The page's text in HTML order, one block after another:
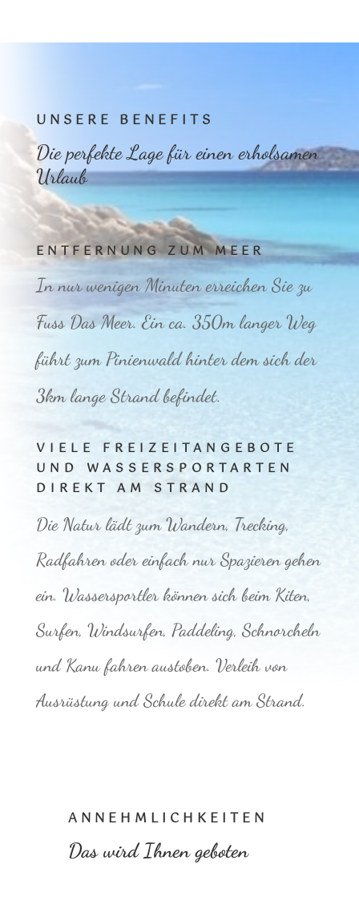
UNSERE BENEFITS
Die perfekte Lage für einen erholsamen
Urlaub
ENTFERNUNG ZUM MEER
In nur wenigen Minuten erreichen Sie zu
Fuss Das Meer. Ein ca. 350m langer Weg
führt zum Pinienwald hinter dem sich der
3km lange Strand befindet.
VIELE FREIZEITANGEBOTE
UND WASSERSPORTARTEN
DIREKT AM STRAND
Die Natur lädt zum Wandern, Trecking,
Radfahren oder einfach nur Spazieren gehen
ein. Wassersportler können sich beim Kiten,
Surfen, Windsurfen, Paddeling, Schnorcheln
und Kanu fahren austoben. Verleih von
Ausrüstung und Schule direkt am Strand.
ANNEHMLICHKEITEN
Das wird Ihnen geboten